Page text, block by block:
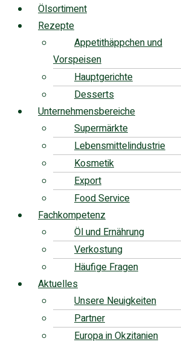
Ölsortiment
Rezepte
Appetithäppchen und
Vorspeisen
Hauptgerichte
Desserts
Unternehmensbereiche
Supermärkte
Lebensmittelindustrie
Kosmetik
Export
Food Service
Fachkompetenz
Öl und Ernährung
Verkostung
Häufige Fragen
Aktuelles
Unsere Neuigkeiten
Partner
Europa in Okzitanien